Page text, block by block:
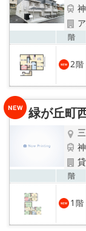
階
2階
緑が丘町
階
1 階